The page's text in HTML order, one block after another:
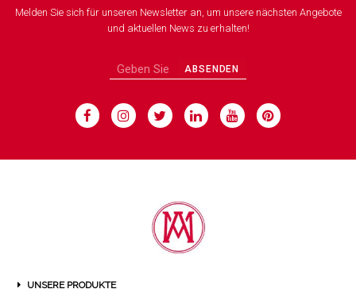
Melden Sie sich für unseren Newsletter an, um unsere nächsten Angebote
und aktuellen News zu erhalten!
ABSENDEN
UNSERE PRODUKTE